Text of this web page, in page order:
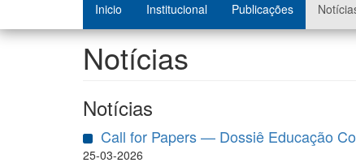
Inicio Institucional Publicações
Notícias
Notícias
Call for Papers — Dossiê Educação
25-03-2026